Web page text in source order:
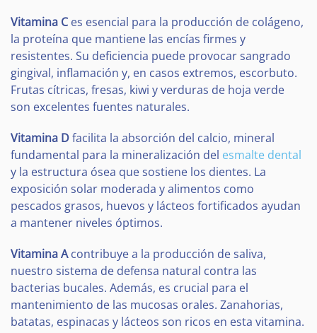
Vitamina Ces esencial para la producción de colágeno,
la proteína que mantiene las encías firmes y
resistentes. Su deficiencia puede provocar sangrado
gingival, inflamación y, en casos extremos, escorbuto.
Frutas cítricas, fresas, kiwi y verduras de hoja verde
son excelentes fuentes naturales.
Vitamina Dfacilita la absorción del calcio, mineral
fundamental para la mineralización del esmalte dental
y la estructura ósea que sostiene los dientes. La
exposición solar moderada y alimentos como
pescados grasos, huevos y lácteos fortificados ayudan
a mantener niveles óptimos.
Vitamina Acontribuye a la producción de saliva,
nuestro sistema de defensa natural contra las
bacterias bucales. Además, es crucial para el
mantenimiento de las mucosas orales. Zanahorias,
batatas, espinacas y lácteos son ricos en esta vitamina.